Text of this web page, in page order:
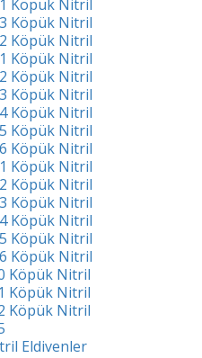
Köpük Nitril
Köpük Nitril
Köpük Nitril
Köpük Nitril
Köpük Nitril
Köpük Nitril
Köpük Nitril
Köpük Nitril
Köpük Nitril
Köpük Nitril
Köpük Nitril
Köpük Nitril
Köpük Nitril
Köpük Nitril
Köpük Nitril
Köpük Nitril
Köpük Nitril
Köpük Nitril
Eldivenler